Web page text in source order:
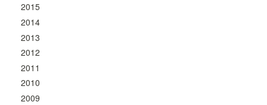
2015
2014
2013
2012
2011
2010
2009